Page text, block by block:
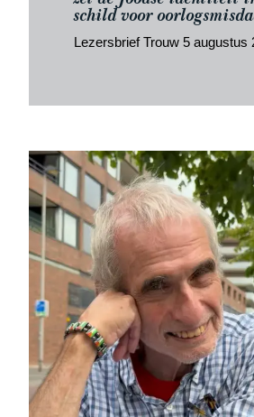
schild voor
Lezersbrief Trouw 5 augustus